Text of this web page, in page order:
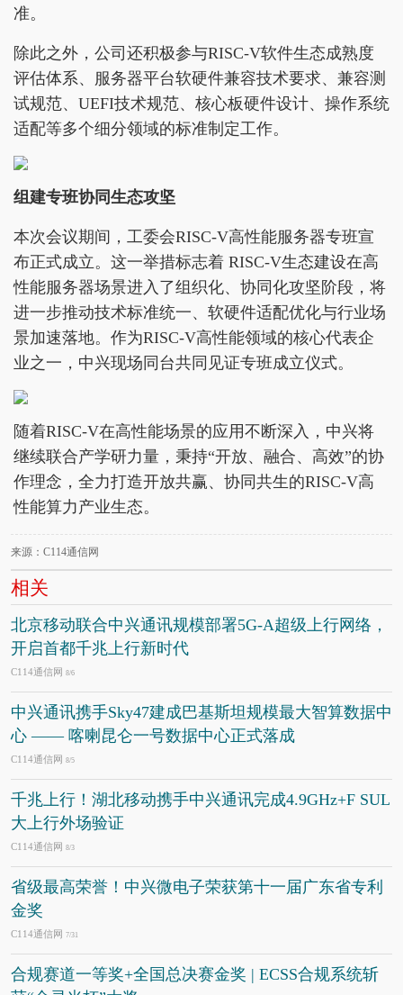
准。
除此之外，公司还积极参与RISC-V软件生态成熟度
评估体系、服务器平台软硬件兼容技术要求、兼容测
试规范、UEFI技术规范、核心板硬件设计、操作系统
适配等多个细分领域的标准制定工作。
组建专班协同生态攻坚
本次会议期间，工委会RISC-V高性能服务器专班宣
布正式成立。这一举措标志着 RISC-V生态建设在高
性能服务器场景进入了组织化、协同化攻坚阶段，将
进一步推动技术标准统一、软硬件适配优化与行业场
景加速落地。作为RISC-V高性能领域的核心代表企
业之一，中兴现场同台共同见证专班成立仪式。
随着RISC-V在高性能场景的应用不断深入，中兴将
继续联合产学研力量，秉持“开放、融合、高效”的协
作理念，全力打造开放共赢、协同共生的RISC-V高
性能算力产业生态。
来源：C114通信网
相关
北京移动联合中兴通讯规模部署5G-A超级上行网络，
开启首都千兆上行新时代
C114通信网 8/6
中兴通讯携手Sky47建成巴基斯坦规模最大智算数据中
心 —— 喀喇昆仑一号数据中心正式落成
C114通信网 8/5
千兆上行！湖北移动携手中兴通讯完成4.9GHz+F SUL
大上行外场验证
C114通信网 8/3
省级最高荣誉！中兴微电子荣获第十一届广东省专利
金奖
C114通信网 7/31
合规赛道一等奖+全国总决赛金奖 | ECSS合规系统斩